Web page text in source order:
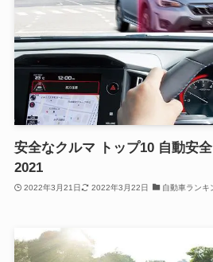
安全なクルマ トップ10 自動安
2021
2022年3月21日 2022年3月22日 自動車ランキ